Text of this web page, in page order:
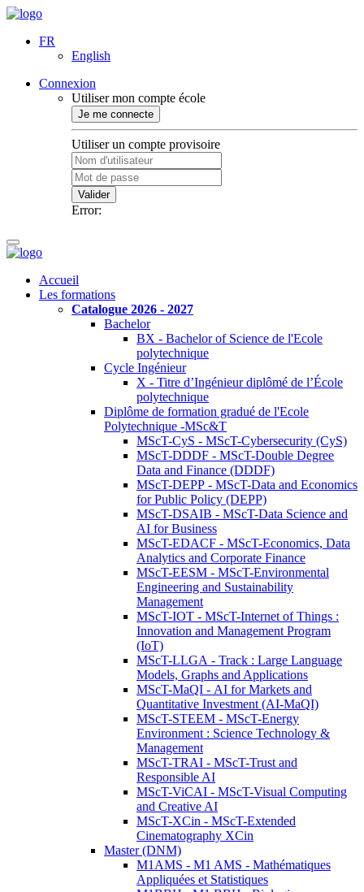
FR
English
Connexion
Utiliser mon compte école
Je me connecte
Utiliser un compte provisoire
Valider
Error:
Accueil
Les formations
Catalogue 2026 - 2027
Bachelor
BX - Bachelor of Science de l'Ecole
polytechnique
Cycle Ingénieur
X - Titre d’Ingénieur diplômé de l’École
polytechnique
Diplôme de formation gradué de l'Ecole
Polytechnique -MSc&T
MScT-CyS - MScT-Cybersecurity (CyS)
MScT-DDDF - MScT-Double Degree
Data and Finance (DDDF)
MScT-DEPP - MScT-Data and Economics
for Public Policy (DEPP)
MScT-DSAIB - MScT-Data Science and
AI for Business
MScT-EDACF - MScT-Economics, Data
Analytics and Corporate Finance
MScT-EESM - MScT-Environmental
Engineering and Sustainability
Management
MScT-IOT - MScT-Internet of Things :
Innovation and Management Program
(IoT)
MScT-LLGA - Track : Large Language
Models, Graphs and Applications
MScT-MaQI - AI for Markets and
Quantitative Investment (AI-MaQI)
MScT-STEEM - MScT-Energy
Environment : Science Technology &
Management
MScT-TRAI - MScT-Trust and
Responsible AI
MScT-ViCAI - MScT-Visual Computing
and Creative AI
MScT-XCin - MScT-Extended
Cinematography XCin
Master (DNM)
M1AMS - M1 AMS - Mathématiques
Appliquées et Statistiques